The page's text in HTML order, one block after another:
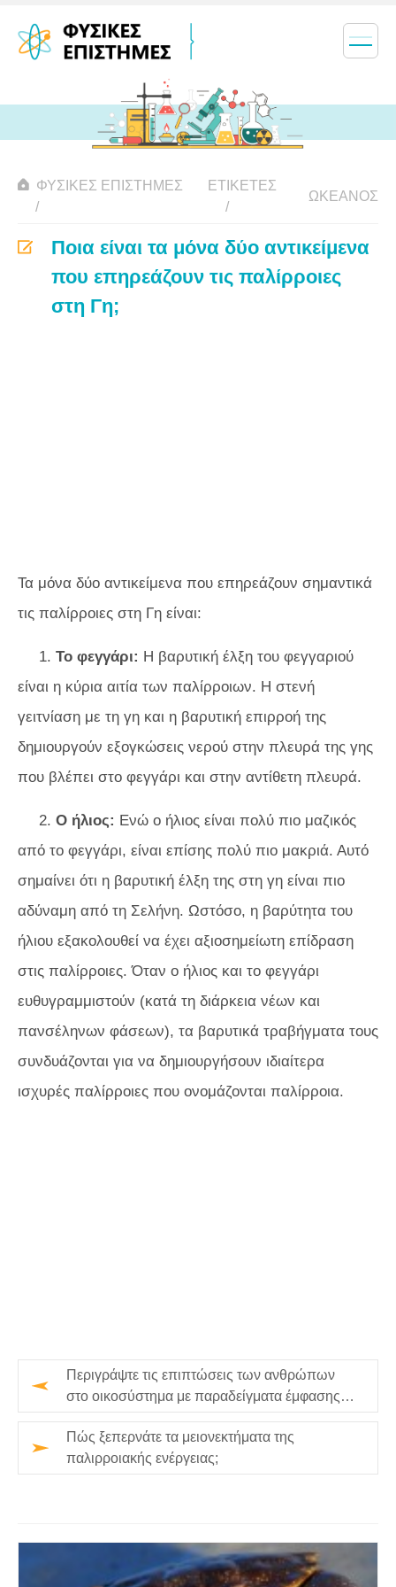
ΦΥΣΙΚΈΣ ΕΠΙΣΤΉΜΕΣ ΕΤΙΚΈΤΕΣ
ΩΚΕΑΝΌΣ
Ποια είναι τα μόνα δύο αντικείμενα
που επηρεάζουν τις παλίρροιες
στη Γη;
Τα μόνα δύο αντικείμενα που επηρεάζουν σημαντικά
τις παλίρροιες στη Γη είναι:
1. Το φεγγάρι: Η βαρυτική έλξη του φεγγαριού
είναι η κύρια αιτία των παλίρροιων. Η στενή
γειτνίαση με τη γη και η βαρυτική επιρροή της
δημιουργούν εξογκώσεις νερού στην πλευρά της γης
που βλέπει στο φεγγάρι και στην αντίθετη πλευρά.
2. Ο ήλιος: Ενώ ο ήλιος είναι πολύ πιο μαζικός
από το φεγγάρι, είναι επίσης πολύ πιο μακριά. Αυτό
σημαίνει ότι η βαρυτική έλξη της στη γη είναι πιο
αδύναμη από τη Σελήνη. Ωστόσο, η βαρύτητα του
ήλιου εξακολουθεί να έχει αξιοσημείωτη επίδραση
στις παλίρροιες. Όταν ο ήλιος και το φεγγάρι
ευθυγραμμιστούν (κατά τη διάρκεια νέων και
πανσέληνων φάσεων), τα βαρυτικά τραβήγματα τους
συνδυάζονται για να δημιουργήσουν ιδιαίτερα
ισχυρές παλίρροιες που ονομάζονται παλίρροια.
Περιγράψτε τις επιπτώσεις των ανθρώπων
στο οικοσύστημα με παραδείγματα έμφασης
στην ενδοεπιχειρησιακή σημα…
Πώς ξεπερνάτε τα μειονεκτήματα της
παλιρροιακής ενέργειας;